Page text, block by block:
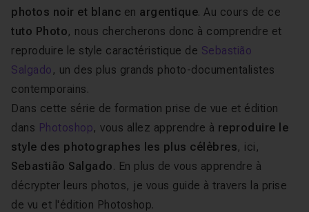
photos noir et blanc en argentique. Au cours de ce
tuto Photo, nous chercherons donc à comprendre et
reproduire le style caractéristique de Sebastião
Salgado , un des plus grands photo-documentalistes
contemporains.
Dans cette série de formation prise de vue et édition
dans Photoshop, vous allez apprendre à reproduire le
style des photographes les plus célèbres, ici,
Sebastião Salgado. En plus de vous apprendre à
décrypter leurs photos, je vous guide à travers la prise
de vu et l'édition Photoshop.